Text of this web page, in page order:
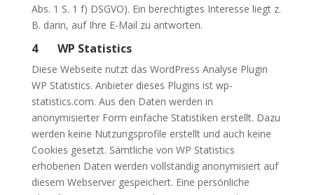
Abs. 1 S. 1 f) DSGVO). Ein berechtigtes Interesse liegt z.
B. darin, auf Ihre E-Mail zu antworten.
4 WP Statistics
Diese Webseite nutzt das WordPress Analyse Plugin
WP Statistics. Anbieter dieses Plugins ist wp-
statistics.com. Aus den Daten werden in
anonymisierter Form einfache Statistiken erstellt. Dazu
werden keine Nutzungsprofile erstellt und auch keine
Cookies gesetzt. Sämtliche von WP Statistics
erhobenen Daten werden vollständig anonymisiert auf
diesem Webserver gespeichert. Eine persönliche